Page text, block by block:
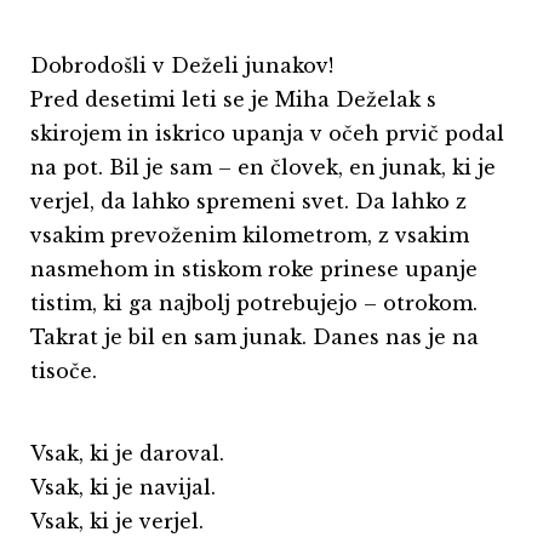
Dobrodošli v Deželi junakov!
Pred desetimi leti se je Miha Deželak s
skirojem in iskrico upanja v očeh prvič podal
na pot. Bil je sam – en človek, en junak, ki je
verjel, da lahko spremeni svet. Da lahko z
vsakim prevoženim kilometrom, z vsakim
nasmehom in stiskom roke prinese upanje
tistim, ki ga najbolj potrebujejo – otrokom.
Takrat je bil en sam junak. Danes nas je na
tisoče.
Vsak, ki je daroval.
Vsak, ki je navijal.
Vsak, ki je verjel.